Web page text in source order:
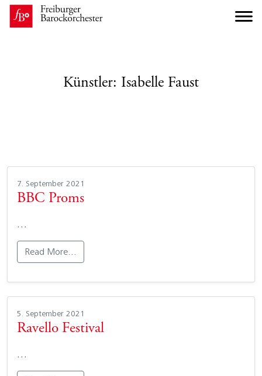
Künstler: Isabelle Faust
7. September 2021
BBC Proms
…
Read More…
5. September 2021
Ravello Festival
…